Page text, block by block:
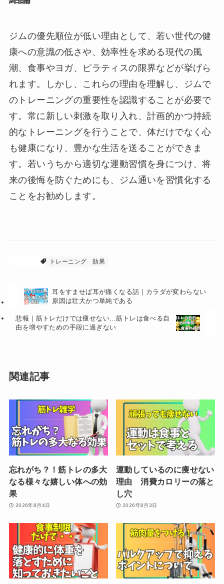
ジムの優先順位が低い理由として、若い世代の健
康への意識の低さや、効率性を求める現代の風
潮、食事やヨガ、ピラティスの限界などが挙げら
れます。しかし、これらの理由を理解し、ジムで
のトレーニングの重要性を認識することが必要で
す。常に新しい刺激を取り入れ、計画的かつ持続
的なトレーニングを行うことで、体だけでなく心
も健康になり、豊かな生活を送ることができま
す。若いうちから適切な運動習慣を身につけ、将
来の後悔を防ぐためにも、ジム通いを習慣化する
ことをお勧めします。
トレーニング 効果
耳をすませば耳が痛くなる話｜カラダが変わらない
原因は壮大かつ単純である
悲報｜筋トレだけでは痩せない…筋トレは食べる自
由を増やすための手段に過ぎない
関連記事
忘れがち？！筋トレの多大
なる様々な嬉しい体への効
果
2026年8月4日
運動しているのに痩せない
理由 消費カロリーの落と
し穴
2026年8月3日